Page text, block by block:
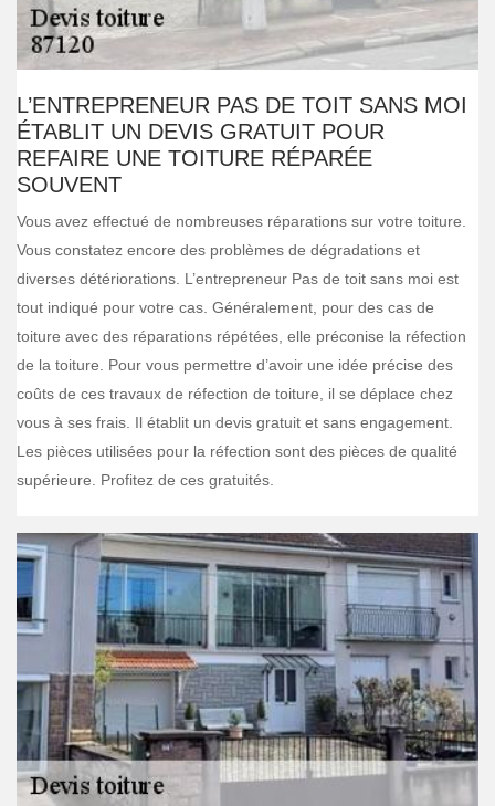
L’ENTREPRENEUR PAS DE TOIT SANS MOI
ÉTABLIT UN DEVIS GRATUIT POUR
REFAIRE UNE TOITURE RÉPARÉE
SOUVENT
Vous avez effectué de nombreuses réparations sur votre toiture.
Vous constatez encore des problèmes de dégradations et
diverses détériorations. L’entrepreneur Pas de toit sans moi est
tout indiqué pour votre cas. Généralement, pour des cas de
toiture avec des réparations répétées, elle préconise la réfection
de la toiture. Pour vous permettre d’avoir une idée précise des
coûts de ces travaux de réfection de toiture, il se déplace chez
vous à ses frais. Il établit un devis gratuit et sans engagement.
Les pièces utilisées pour la réfection sont des pièces de qualité
supérieure. Profitez de ces gratuités.